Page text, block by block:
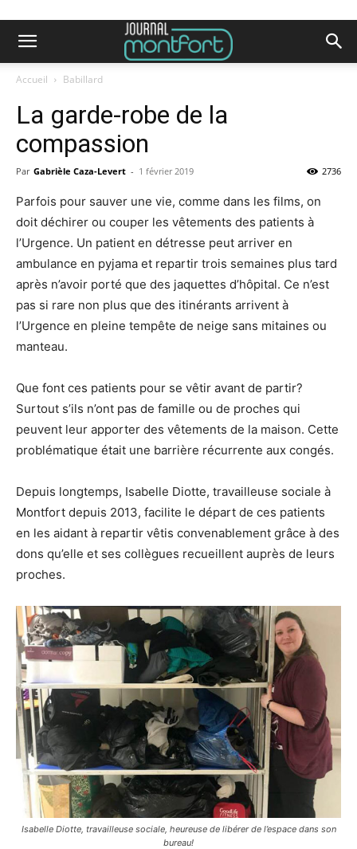
Accueil Babillard
La garde-robe de la
compassion
Par Gabrièle Caza-Levert - 1 février 2019 2736
Parfois pour sauver une vie, comme dans les films, on
doit déchirer ou couper les vêtements des patients à
l’Urgence. Un patient en détresse peut arriver en
ambulance en pyjama et repartir trois semaines plus tard
après n’avoir porté que des jaquettes d’hôpital. Ce n’est
pas si rare non plus que des itinérants arrivent à
l’Urgence en pleine tempête de neige sans mitaines ou
manteau.
Que font ces patients pour se vêtir avant de partir?
Surtout s’ils n’ont pas de famille ou de proches qui
peuvent leur apporter des vêtements de la maison. Cette
problématique était une barrière récurrente aux congés.
Depuis longtemps, Isabelle Diotte, travailleuse sociale à
Montfort depuis 2013, facilite le départ de ces patients
en les aidant à repartir vêtis convenablement grâce à des
dons qu’elle et ses collègues recueillent auprès de leurs
proches.
Isabelle Diotte, travailleuse sociale, heureuse de libérer de l’espace dans son
bureau!